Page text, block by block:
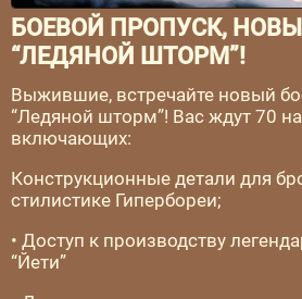
БОЕВОЙ ПРОПУСК,
“ЛЕДЯНОЙ ШТОРМ”!
Выжившие, встречайте новый
“Ледяной шторм”! Вас ждут 70
включающих:
Конструкционные детали для
стилистике Гипербореи;
• Доступ к производству
“Йети”